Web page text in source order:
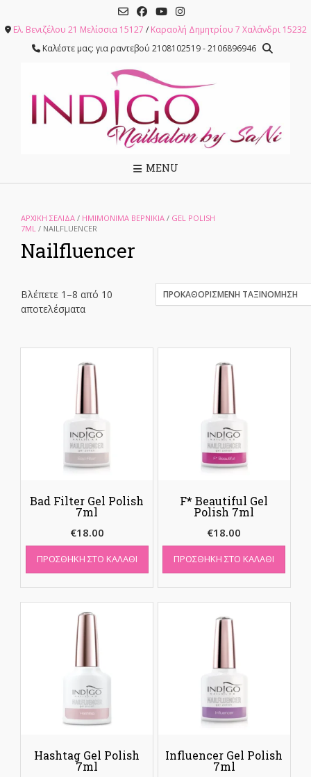
content
Ελ. Βενιζέλου 21 Μελίσσια 15127 / Καραολή Δημητρίου 7 Χαλάνδρι 15232
Καλέστε μας: για ραντεβού 2108102519 - 2106896946
MENU
ΑΡΧΙΚΉ ΣΕΛΊΔΑ / ΗΜΙΜΟΝΙΜΑ ΒΕΡΝΙΚΙΑ / GEL POLISH
7ML / NAILFLUENCER
Nailfluencer
Βλέπετε 1–8 από 10
αποτελέσματα
Bad Filter Gel Polish
7ml
€18.00
ΠΡΟΣΘΉΚΗ ΣΤΟ ΚΑΛΆΘΙ
F* Beautiful Gel
Polish 7ml
€18.00
ΠΡΟΣΘΉΚΗ ΣΤΟ ΚΑΛΆΘΙ
Hashtag Gel Polish
7ml
Influencer Gel Polish
7ml